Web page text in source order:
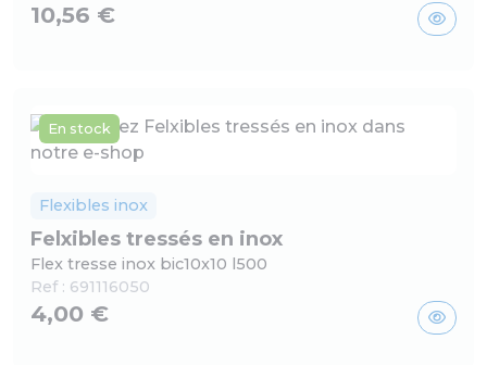
10,56 €
En stock
Flexibles inox
Felxibles tressés en inox
Flex tresse inox bic10x10 l500
Ref : 691116050
4,00 €